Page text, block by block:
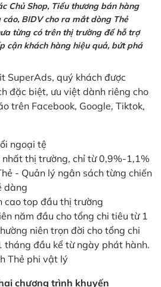
Chủ Shop, Tiểu thương bán hàng
BIDV cho ra mắt dòng Thẻ
từng có trên thị trường để hỗ trợ
cận khách hàng hiệu quả, bứt phá
SuperAds, quý khách được
đặc biệt, ưu việt dành riêng cho
trên Facebook, Google, Tiktok,
ngoại tệ
thị trường, chỉ từ 0,9%-1,1%
- Quản lý ngân sách từng chiến
dàng
cao top đầu thị trường
năm đầu cho tổng chi tiêu từ 1
niên trọn đời cho tổng chi
tháng đầu kể từ ngày phát hành.
Thẻ phi vật lý
chương trình khuyến